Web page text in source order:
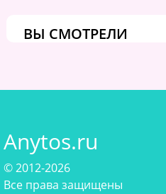
ВЫ СМОТРЕЛИ
Anytos.ru
© 2012-2026
Все права защищены